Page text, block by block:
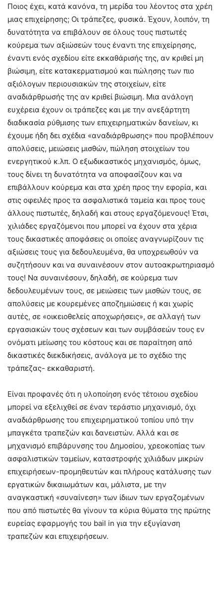
Ποιος έχει, κατά κανόνα, τη μερίδα του λέοντος στα χρέη
μιας επιχείρησης; Οι τράπεζες, φυσικά. Έχουν, λοιπόν, τη
δυνατότητα να επιβάλουν σε όλους τους πιστωτές
κούρεμα των αξιώσεών τους έναντι της επιχείρησης,
έναντι ενός σχεδίου είτε εκκαθάρισής της, αν κριθεί μη
βιώσιμη, είτε κατακερματισμού και πώλησης των πιο
αξιόλογων περιουσιακών της στοιχείων, είτε
αναδιάρθρωσής της αν κριθεί βιώσιμη. Μια ανάλογη
ευχέρεια έχουν οι τράπεζες και με την ανεξάρτητη
διαδικασία ρύθμισης των επιχειρηματικών δανείων, κι
έχουμε ήδη δει σχέδια «αναδιάρθρωσης» που προβλέπουν
απολύσεις, μειώσεις μισθών, πώληση στοιχείων του
ενεργητικού κ.λπ. Ο εξωδικαστικός μηχανισμός, όμως,
τους δίνει τη δυνατότητα να αποφασίζουν και να
επιβάλλουν κούρεμα και στα χρέη προς την εφορία, και
στις οφειλές προς τα ασφαλιστικά ταμεία και προς τους
άλλους πιστωτές, δηλαδή και στους εργαζόμενους! Έτσι,
χιλιάδες εργαζόμενοι που μπορεί να έχουν στα χέρια
τους δικαστικές αποφάσεις οι οποίες αναγνωρίζουν τις
αξιώσεις τους για δεδουλευμένα, θα υποχρεωθούν να
συζητήσουν και να συναινέσουν στον αυτοακρωτηριασμό
τους! Να συναινέσουν, δηλαδή, σε κούρεμα των
δεδουλευμένων τους, σε μειώσεις των μισθών τους, σε
απολύσεις με κουρεμένες αποζημιώσεις ή και χωρίς
αυτές, σε «οικειοθελείς αποχωρήσεις», σε αλλαγή των
εργασιακών τους σχέσεων και των συμβάσεών τους εν
ονόματι μείωσης του κόστους και σε παραίτηση από
δικαστικές διεκδικήσεις, ανάλογα με το σχέδιο της
τράπεζας- εκκαθαριστή.
Είναι προφανές ότι η υλοποίηση ενός τέτοιου σχεδίου
μπορεί να εξελιχθεί σε έναν τεράστιο μηχανισμό, όχι
αναδιάρθρωσης του επιχειρηματικού τοπίου υπό την
μπαγκέτα τραπεζών και δανειστών. Αλλά και σε
μηχανισμό επιβάρυνσης του Δημοσίου, χρεοκοπίας των
ασφαλιστικών ταμείων, καταστροφής χιλιάδων μικρών
επιχειρήσεων-προμηθευτών και πλήρους κατάλυσης των
εργατικών δικαιωμάτων και, μάλιστα, με την
αναγκαστική «συναίνεση» των ίδιων των εργαζομένων
που από πιστωτές θα γίνουν τα κύρια θύματα της πρώτης
ευρείας εφαρμογής του bail in για την εξυγίανση
τραπεζών και επιχειρήσεων.